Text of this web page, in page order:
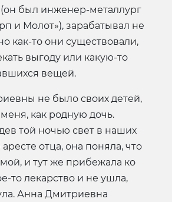
был инженер-металлург
и Молот»), зарабатывал не
как-то они существовали,
выгоду или какую-то
вещей.
не было своих детей,
как родную дочь.
той ночью свет в наших
отца, она поняла, что
и тут же прибежала ко
то лекарство и не ушла,
Анна Дмитриевна